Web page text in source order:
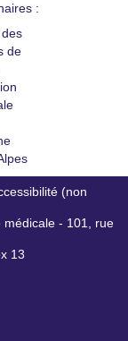
:
de
(non
médicale - 101, rue
13